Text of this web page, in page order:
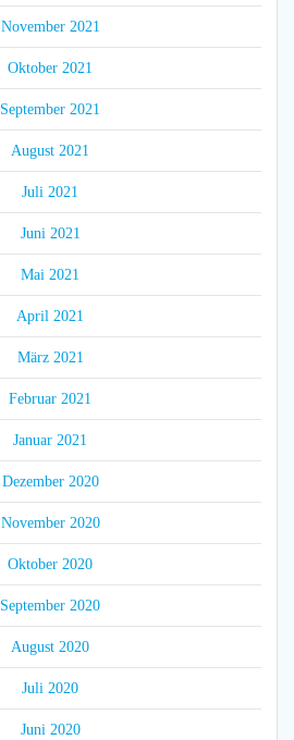
November 2021
Oktober 2021
September 2021
August 2021
Juli 2021
Juni 2021
Mai 2021
April 2021
März 2021
Februar 2021
Januar 2021
Dezember 2020
November 2020
Oktober 2020
September 2020
August 2020
Juli 2020
Juni 2020